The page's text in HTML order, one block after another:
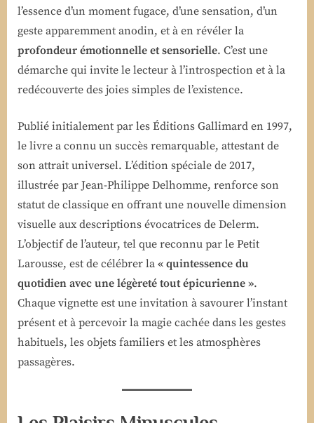
l’essence d’un moment fugace, d’une sensation, d’un
geste apparemment anodin, et à en révéler la
profondeur émotionnelle et sensorielle. C’est une
démarche qui invite le lecteur à l’introspection et à la
redécouverte des joies simples de l’existence.
Publié initialement par les Éditions Gallimard en 1997,
le livre a connu un succès remarquable, attestant de
son attrait universel. L’édition spéciale de 2017,
illustrée par Jean-Philippe Delhomme, renforce son
statut de classique en offrant une nouvelle dimension
visuelle aux descriptions évocatrices de Delerm.
L’objectif de l’auteur, tel que reconnu par le Petit
Larousse, est de célébrer la « quintessence du
quotidien avec une légèreté tout épicurienne ».
Chaque vignette est une invitation à savourer l’instant
présent et à percevoir la magie cachée dans les gestes
habituels, les objets familiers et les atmosphères
passagères.